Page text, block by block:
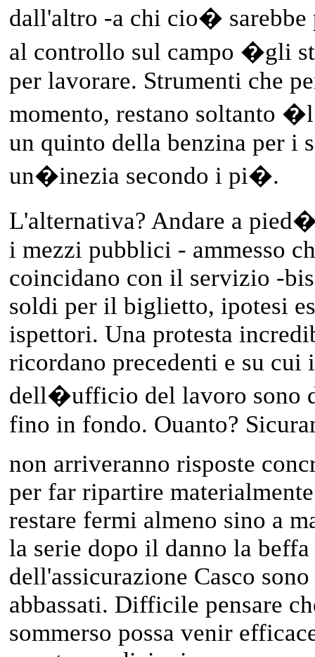
dall'altro -a chi cio� sarebbe
al controllo sul campo �gli
per lavorare. Strumenti che
momento, restano soltanto
un quinto della benzina per i
un�inezia secondo i pi�.
L'alternativa? Andare a
i mezzi pubblici - ammesso
coincidano con il servizio -
soldi per il biglietto, ipotesi
ispettori. Una protesta
ricordano precedenti e su cui
dell�ufficio del lavoro sono
fino in fondo. Ouanto?
non arriveranno risposte
per far ripartire
restare fermi almeno sino a
la serie dopo il danno la
dell'assicurazione Casco
abbassati. Difficile pensare
sommerso possa venir